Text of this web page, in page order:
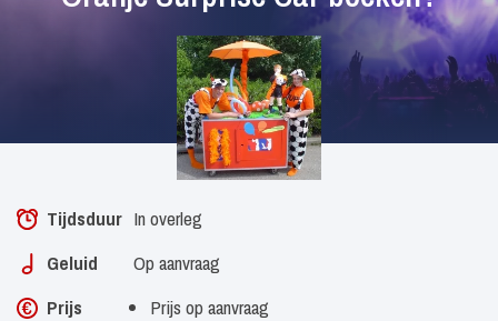
Tijdsduur In overleg
Geluid
Op aanvraag
Prijs
Prijs op aanvraag